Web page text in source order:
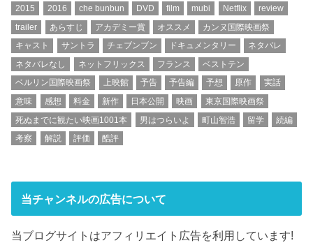
2015 2016 che bunbun DVD film mubi Netflix
review
trailer
あらすじ アカデミー賞 オススメ
カンヌ国際映画祭
キャスト
サントラ チェブンブン ドキュメンタリー
ネタバレ
ネタバレなし
ネットフリックス フランス
ベストテン
ベルリン国際映画祭
上映館 予告 予告編 予想 原作
実話
意味
感想 料金 新作 日本公開 映画
東京国際映画祭
死ぬまでに観たい映画1001本
男はつらいよ 町山智浩 留学
続編
考察
解説 評価 酷評
当チャンネルの広告について
当ブログサイトはアフィリエイト広告を利用しています!